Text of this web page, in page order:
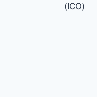
(ICO)